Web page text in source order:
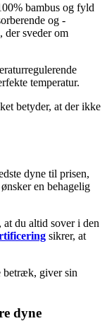
bambus og fyld
og -
der sveder om
temperatur.
betyder, at der ikke
dyne til prisen,
en behagelig
at du altid sover i den
sikrer, at
betræk, giver sin
dyne